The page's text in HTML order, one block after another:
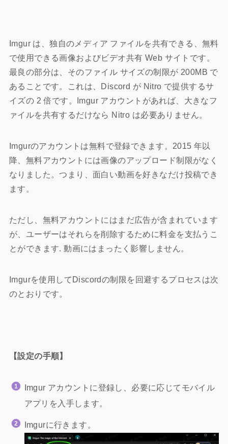
Imgur は、独自のメディア ファイルを共有できる、無料
で使用できる画像およびビデオ共有 Web サイトです。
最良の部分は、そのファイル サイズの制限が 200MB で
あることです。これは、Discord が Nitro で提供するサ
イズの 2 倍です。Imgur アカウントがあれば、大きなフ
ァイルを共有するだけなら Nitro は必要ありません。
Imgurのアカウントは無料で登録できます。2015 年以
降、無料アカウントには画像のアップロード制限がなく
なりました。つまり、面白い動画を好きなだけ投稿でき
ます。
ただし、無料アカウントにはまだ広告が含まれています
が、ユーザーはそれらを削除するために料金を支払うこ
とができます. 動画にはまったく影響しません。
Imgurを使用してDiscordの制限を回避するプロセスは次
のとおりです。
【設定の手順】
Imgur アカウントに登録し、必要に応じてモバイル
アプリを入手します。
Imgurに行きます。